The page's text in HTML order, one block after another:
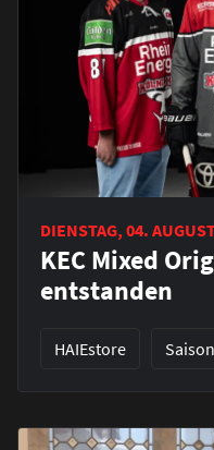
DIENSTAG, 04.
KEC Mixed
entstanden
HAIEstore